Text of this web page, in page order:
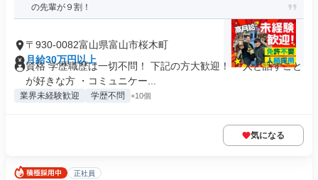
の先輩が９割！
〒930-0082富山県富山市桜木町
月給30万円以上
資格 学歴職歴は一切不問！ 下記の方大歓迎！ ・人と話すこと
が好きな方 ・コミュニケー...
業界未経験歓迎 学歴不問 +10個
気になる
正社員